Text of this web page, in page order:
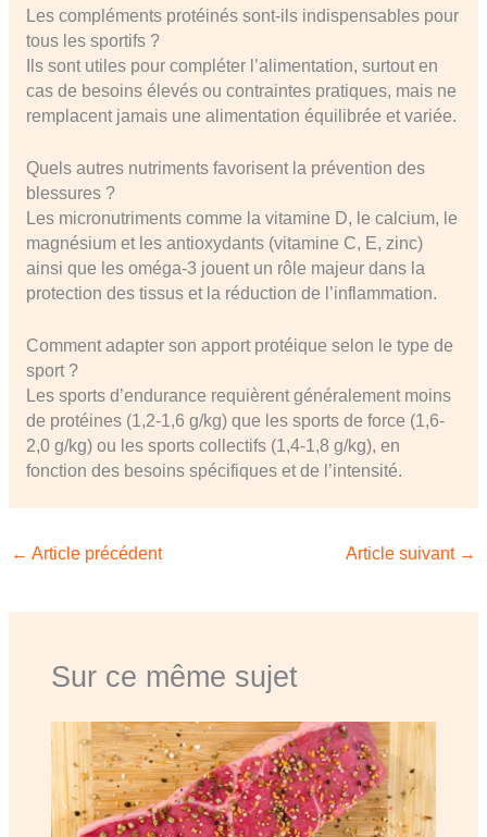
Les compléments protéinés sont-ils indispensables pour
tous les sportifs ?
Ils sont utiles pour compléter l’alimentation, surtout en
cas de besoins élevés ou contraintes pratiques, mais ne
remplacent jamais une alimentation équilibrée et variée.
Quels autres nutriments favorisent la prévention des
blessures ?
Les micronutriments comme la vitamine D, le calcium, le
magnésium et les antioxydants (vitamine C, E, zinc)
ainsi que les oméga-3 jouent un rôle majeur dans la
protection des tissus et la réduction de l’inflammation.
Comment adapter son apport protéique selon le type de
sport ?
Les sports d’endurance requièrent généralement moins
de protéines (1,2-1,6 g/kg) que les sports de force (1,6-
2,0 g/kg) ou les sports collectifs (1,4-1,8 g/kg), en
fonction des besoins spécifiques et de l’intensité.
← Article précédent Article suivant →
Sur ce même sujet